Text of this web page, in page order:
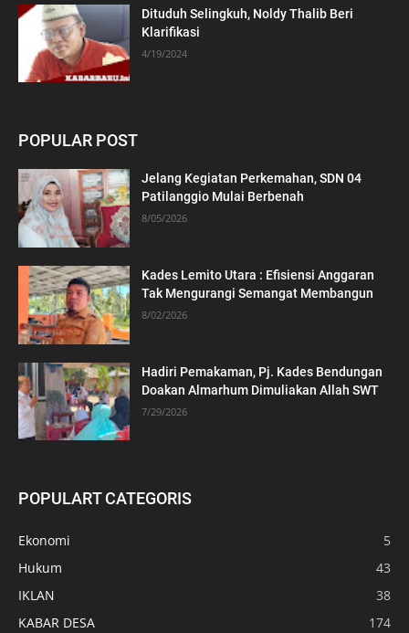
Dituduh Selingkuh, Noldy Thalib Beri
Klarifikasi
4/19/2024
POPULAR POST
Jelang Kegiatan Perkemahan, SDN 04
Patilanggio Mulai Berbenah
8/05/2026
Kades Lemito Utara : Efisiensi Anggaran
Tak Mengurangi Semangat Membangun
8/02/2026
Hadiri Pemakaman, Pj. Kades Bendungan
Doakan Almarhum Dimuliakan Allah SWT
7/29/2026
POPULART CATEGORIS
Ekonomi
5
Hukum
43
IKLAN
38
KABAR DESA
174